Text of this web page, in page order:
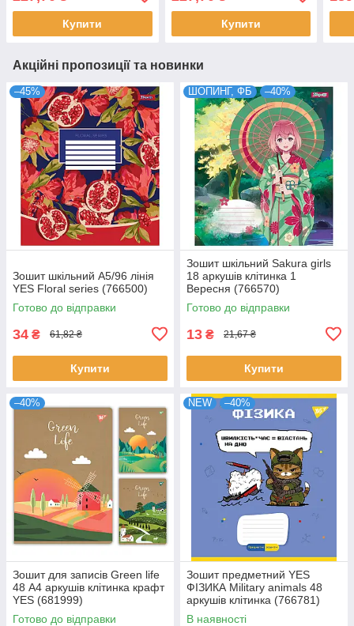
Купити Купити
Акційні пропозиції та новинки
–45%
Зошит шкільний А5/96 лінія
YES Floral series (766500)
Готово до відправки
34 ₴ 61,82 ₴
Купити
ШОПИНГ, ФБ –40%
Зошит шкільний Sakura girls
18 аркушів клітинка 1
Вересня (766570)
Готово до відправки
13 ₴ 21,67 ₴
Купити
–40%
Зошит для записів Green life
48 А4 аркушів клітинка крафт
YES (681999)
Готово до відправки
NEW –40%
Зошит предметний YES
ФІЗИКА Military animals 48
аркушів клітинка (766781)
В наявності